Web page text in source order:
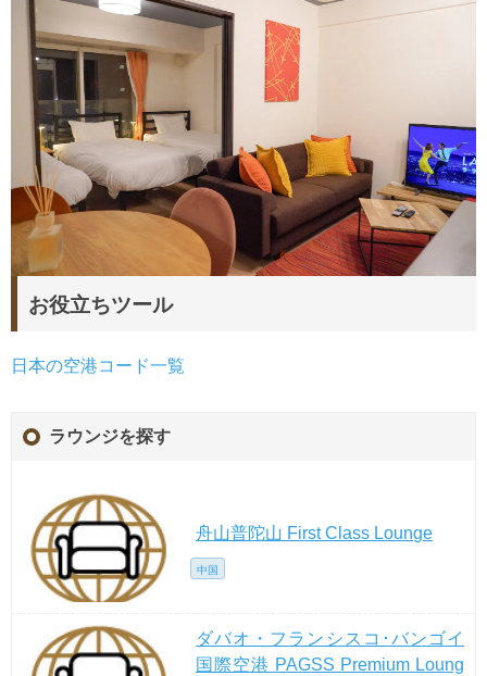
お役立ちツール
日本の空港コード一覧
ラウンジを探す
舟山普陀山 First Class Lounge
中国
ダバオ・フランシスコ･バンゴイ
国際空港 PAGSS Premium Loung